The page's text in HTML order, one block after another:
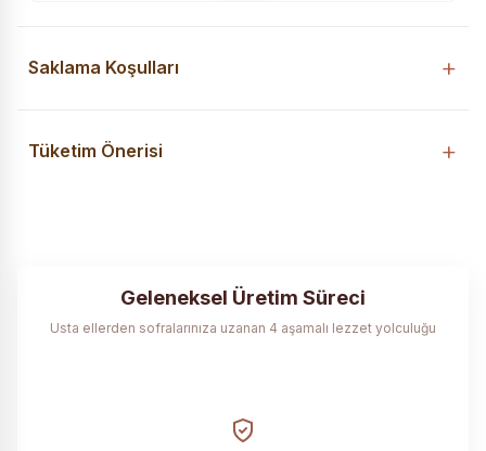
Saklama Koşulları
Tüketim Önerisi
Geleneksel Üretim Süreci
Usta ellerden sofralarınıza uzanan 4 aşamalı lezzet yolculuğu